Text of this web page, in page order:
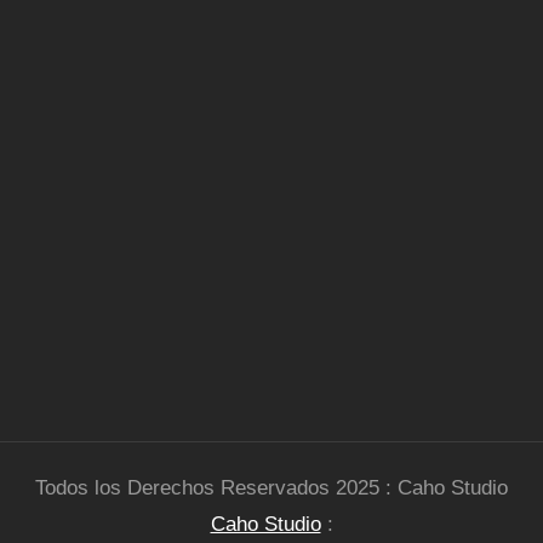
Todos los Derechos Reservados 2025 : Caho Studio
Caho Studio: